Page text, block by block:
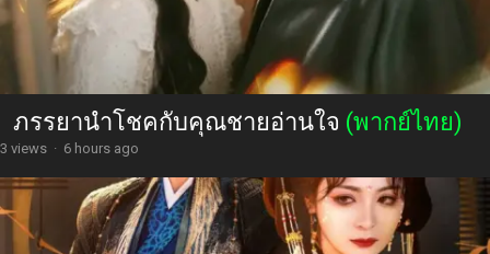
ภรรยานำโชคกับคุณชายอ่านใจ (พากย์ไทย)
3 views · 6 hours ago